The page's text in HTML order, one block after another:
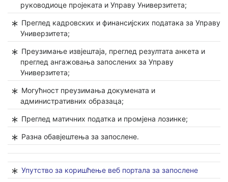
руководиоце пројеката и Управу Универзитета;
Преглед кадровских и финансијских података за Управу
Универзитета;
Преузимање извјештаја, преглед резултата анкета и
преглед ангажовања запослених за Управу
Универзитета;
Могућност преузимања докумената и
административних образаца;
Преглед матичних податка и промјена лозинке;
Разна обавјештења за запослене.
Упутство за коришћење веб портала за запослене